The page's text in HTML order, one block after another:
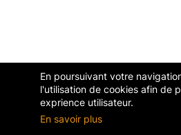
En poursuivant votre
l'utilisation de cookies afin de
exprience utilisateur.
En savoir plus